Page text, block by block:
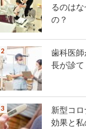
るのは
の？
歯科医
長が診
新型コ
効果と